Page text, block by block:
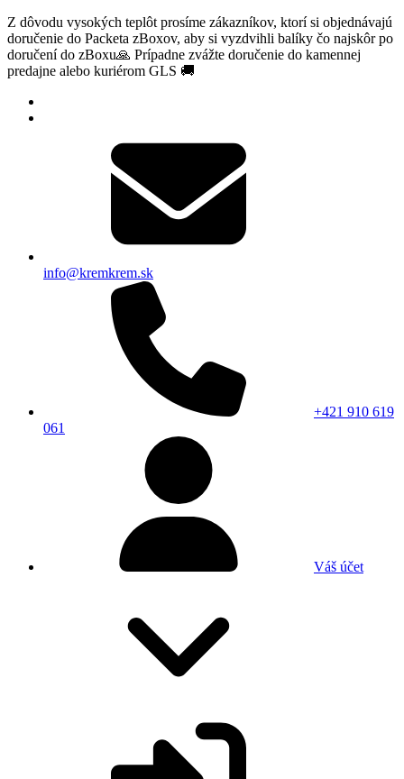
Z dôvodu vysokých teplôt prosíme zákazníkov, ktorí si objednávajú
doručenie do Packeta zBoxov, aby si vyzdvihli balíky čo najskôr po
doručení do zBoxu🙏 Prípadne zvážte doručenie do kamennej
predajne alebo kuriérom GLS 🚚
info@kremkrem.sk
+421 910 619
061
Váš účet